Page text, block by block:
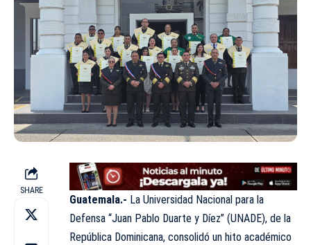
SHARE
Guatemala.- La Universidad Nacional para la
Defensa “Juan Pablo Duarte y Díez” (UNADE), de la
República Dominicana, consolidó un hito académico